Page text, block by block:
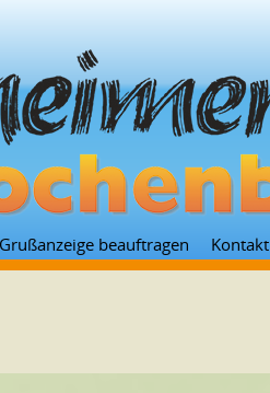
Zum
Inhalt
beauftragen Kontakt